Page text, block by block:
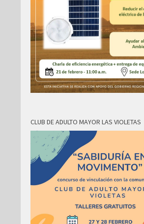
CLUB DE ADULTO MAYOR LAS VIOLETAS